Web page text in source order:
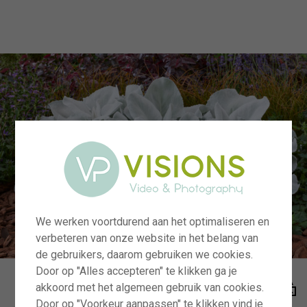
We werken voortdurend aan het optimaliseren en
verbeteren van onze website in het belang van
de gebruikers, daarom gebruiken we cookies.
Door op "Alles accepteren" te klikken ga je
akkoord met het algemeen gebruik van cookies.
Door op "Voorkeur aanpassen" te klikken vind je